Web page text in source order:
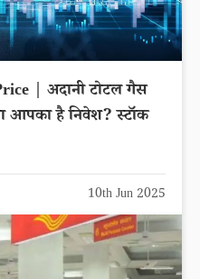
| अदानी टोटल गैस
आपका है निवेश? स्टॉक
10th Jun 2025